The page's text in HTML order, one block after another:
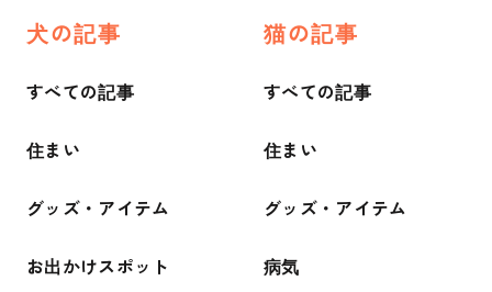
犬の記事
すべての記事
住まい
グッズ・アイテム
お出かけスポット
猫の記事
すべての記事
住まい
グッズ・アイテム
病気